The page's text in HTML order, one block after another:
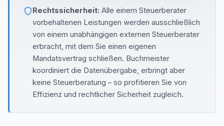
Rechtssicherheit: Alle einem Steuerberater
vorbehaltenen Leistungen werden ausschließlich
von einem unabhängigen externen Steuerberater
erbracht, mit dem Sie einen eigenen
Mandatsvertrag schließen. Buchmeister
koordiniert die Datenübergabe, erbringt aber
keine Steuerberatung – so profitieren Sie von
Effizienz und rechtlicher Sicherheit zugleich.